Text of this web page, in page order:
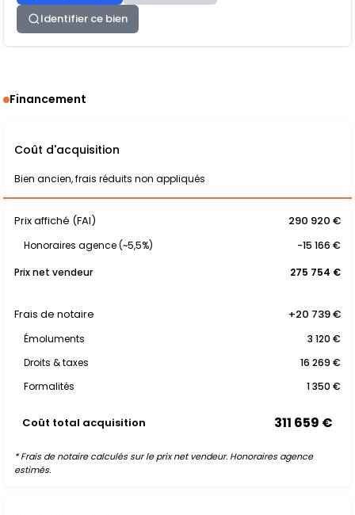
Identifier ce bien
Financement
Coût d'acquisition
Bien ancien, frais réduits non appliqués
Prix affiché (FAI) 290 920 €
Honoraires agence (~5,5%)
-15 166 €
Prix net vendeur
275 754 €
Frais de notaire +20 739 €
Émoluments
3 120 €
Droits & taxes
16 269 €
Formalités
1 350 €
Coût total acquisition 311 659 €
* Frais de notaire calculés sur le prix net vendeur. Honoraires agence
estimés.